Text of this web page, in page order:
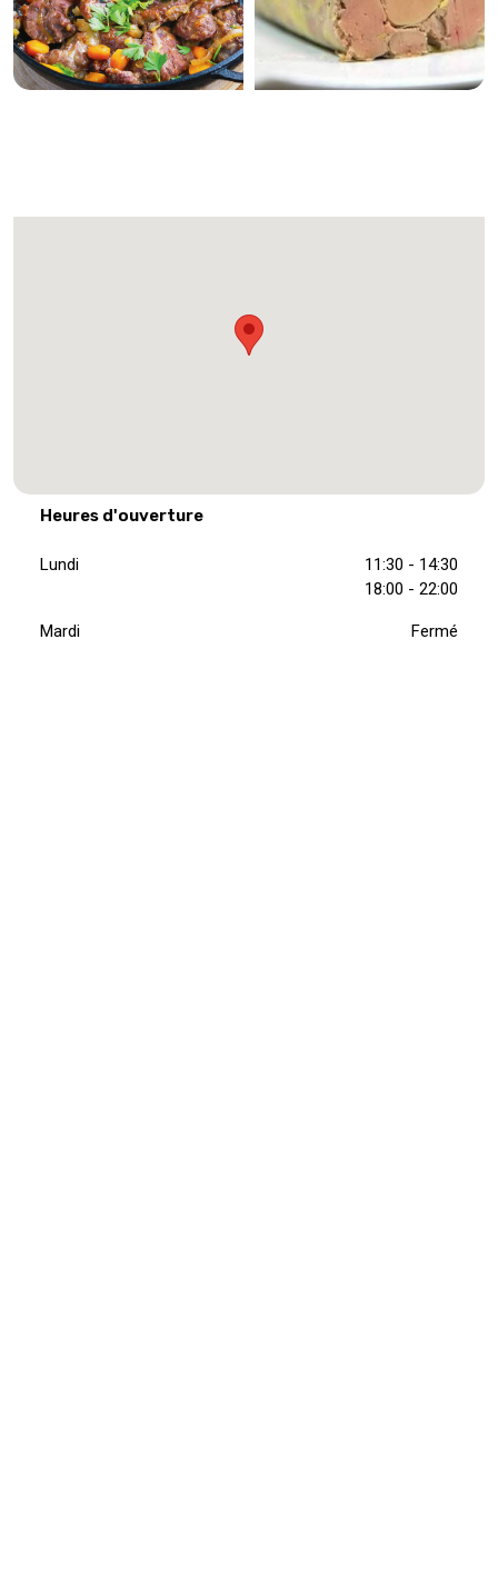
Heures d'ouverture
Lundi
11:30 - 14:30
18:00 - 22:00
Mardi Fermé